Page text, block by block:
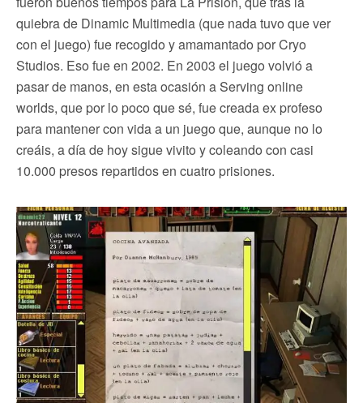
quiebra de Dinamic Multimedia (que nada tuvo que ver
con el juego) fue recogido y amamantado por Cryo
Studios. Eso fue en 2002. En 2003 el juego volvió a
pasar de manos, en esta ocasión a Serving online
worlds, que por lo poco que sé, fue creada ex profeso
para mantener con vida a un juego que, aunque no lo
creáis, a día de hoy sigue vivito y coleando con casi
10.000 presos repartidos en cuatro prisiones.